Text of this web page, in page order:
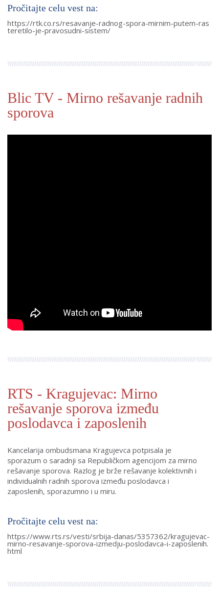
Pročitajte celu vest na:
https://rtk.co.rs/resavanje-radnog-spora-mirnim-putem-ras
teretilo-je-pravosudni-sistem/
Blic TV - Mirno rešavanje radnih
sporova
RTS - Kragujevac: Mirno
rešavanje sporova između
poslodavca i zaposlenih
Kancelarija ombudsmana Kragujevca potpisala je
sporazum o saradnji sa Republičkom agencijom za mirno
rešavanje sporova. Razlog je brže rešavanje kolektivnih i
individualnih radnih sporova između poslodavca i
zaposlenih, sporazumno i u miru.
Pročitajte celu vest na:
https://www.rts.rs/vesti/srbija-danas/5357362/kragujevac-
mirno-resavanje-sporova-izmedju-poslodavca-i-zaposlenih.
html